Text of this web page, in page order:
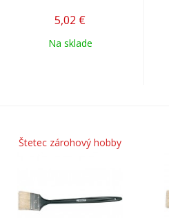
5,02 €
Na sklade
Štetec zárohový hobby